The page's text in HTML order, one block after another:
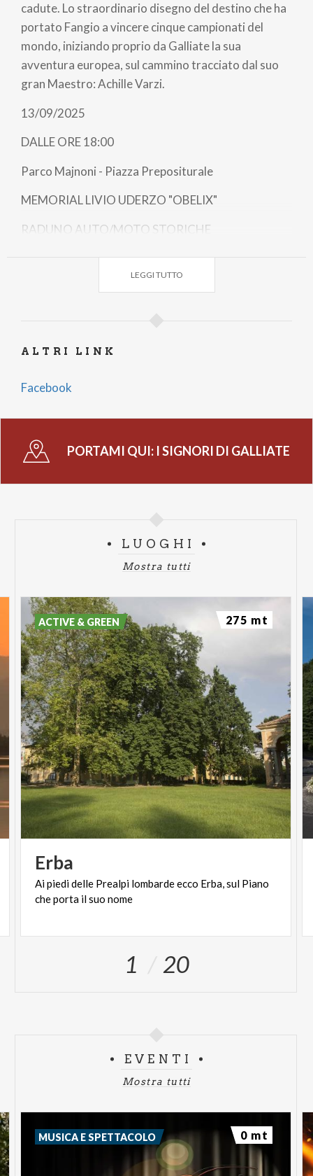
cadute. Lo straordinario disegno del destino che ha
portato Fangio a vincere cinque campionati del
mondo, iniziando proprio da Galliate la sua
avventura europea, sul cammino tracciato dal suo
gran Maestro: Achille Varzi.
13/09/2025
DALLE ORE 18:00
Parco Majnoni - Piazza Prepositurale
MEMORIAL LIVIO UDERZO "OBELIX"
RADUNO AUTO/MOTO STORICHE
La prenotazione è obbligatoria
LEGGI TUTTO
ALTRI LINK
Facebook
PORTAMI QUI: I SIGNORI DI GALLIATE
LUOGHI
Mostra tutti
Erba
Aipiedidelle Prealpi lombardeecco Erba, sul Piano
cheporta ilsuo nome
ACTIVE & GREEN 275 mt
1 20
EVENTI
Mostra tutti
MUSICA E SPETTACOLO 0 mt